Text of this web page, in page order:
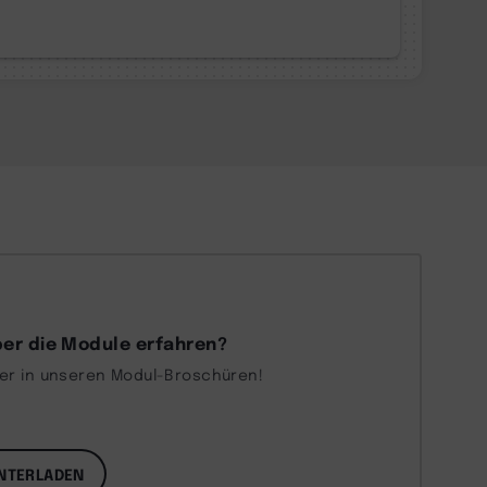
die Module erfahren?
in unseren Modul-Broschüren!